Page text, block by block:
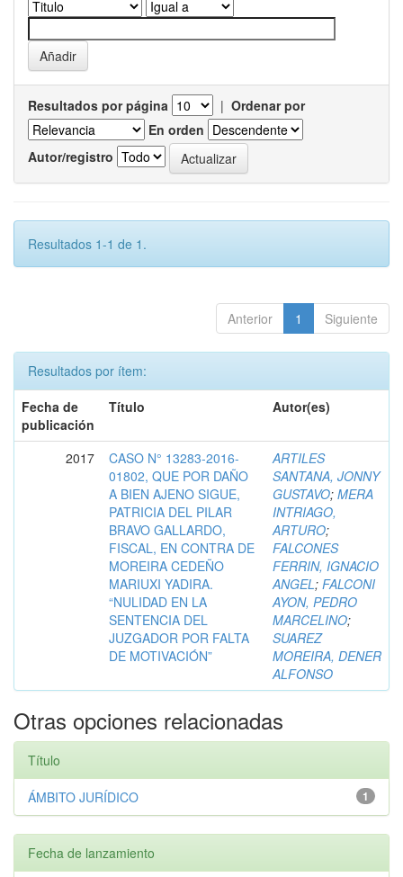
Resultados por página | Ordenar por
En orden
Autor/registro
Resultados 1-1 de 1.
Anterior 1 Siguiente
Resultados por ítem:
Fecha de
publicación
Título Autor(es)
2017
CASO N° 13283-2016-
01802, QUE POR DAÑO
A BIEN AJENO SIGUE,
PATRICIA DEL PILAR
BRAVO GALLARDO,
FISCAL, EN CONTRA DE
MOREIRA CEDEÑO
MARIUXI YADIRA.
“NULIDAD EN LA
SENTENCIA DEL
JUZGADOR POR FALTA
DE MOTIVACIÓN”
ARTILES
SANTANA, JONNY
GUSTAVO; MERA
INTRIAGO,
ARTURO;
FALCONES
FERRIN, IGNACIO
ANGEL; FALCONI
AYON, PEDRO
MARCELINO;
SUAREZ
MOREIRA, DENER
ALFONSO
Otras opciones relacionadas
Título
1
ÁMBITO JURÍDICO
Fecha de lanzamiento